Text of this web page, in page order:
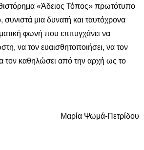
«Άδειος Τόπος» πρωτότυπο
συνιστά μια δυνατή και ταυτόχρονα
φωνή που επιτυγχάνει να
να τον ευαισθητοποιήσει, να τον
τον καθηλώσει από την αρχή ως το
Μαρία Ψωμά-Πετρίδου